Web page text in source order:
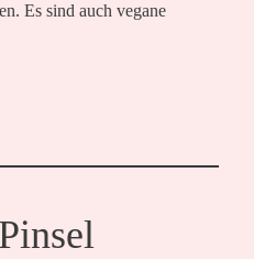
Es sind auch vegane